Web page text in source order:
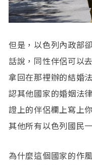
但是，以色列內政部
話說，同性伴侶可以
拿回在那裡辦的結婚
認其他國家的婚姻法
證上的伴侶欄上寫上
其他所有以色列國民
為什麼這個國家的作